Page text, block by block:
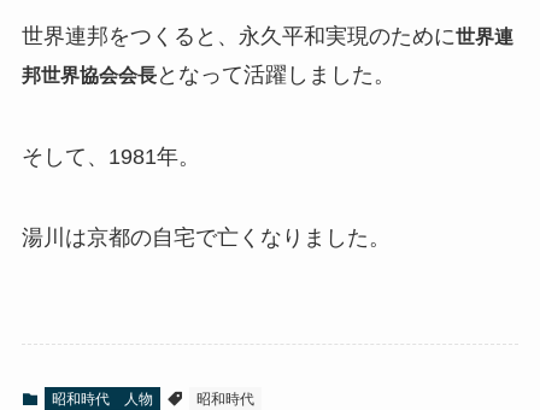
世界連邦をつくると、永久平和実現のために世界連
邦世界協会会長となって活躍しました。
そして、1981年。
湯川は京都の自宅で亡くなりました。
昭和時代 人物 昭和時代